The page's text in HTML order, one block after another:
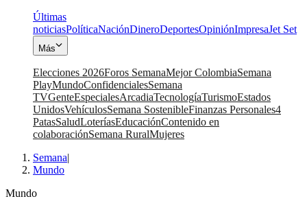
Últimas
noticiasPolíticaNaciónDineroDeportesOpiniónImpresaJet Set
Más
Elecciones 2026Foros SemanaMejor ColombiaSemana
PlayMundoConfidencialesSemana
TVGenteEspecialesArcadiaTecnologíaTurismoEstados
UnidosVehículosSemana SostenibleFinanzas Personales4
PatasSaludLoteríasEducaciónContenido en
colaboraciónSemana RuralMujeres
Semana|
Mundo
Mundo